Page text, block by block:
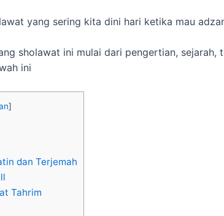
yang sering kita dini hari ketika mau
sholawat ini mulai dari pengertian,
ini
]
dan Terjemah
Tahrim